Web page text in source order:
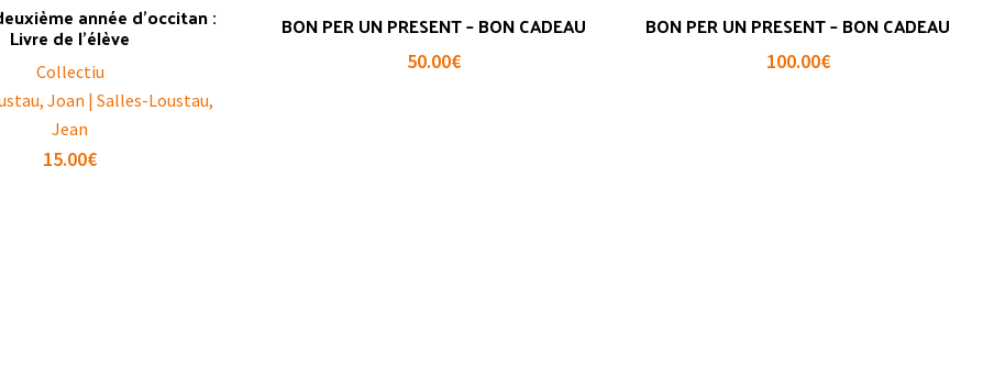
année d’occitan :
Livre de l’élève
Collectiu
Joan | Salles-Loustau,
Jean
15.00€
BON PER UN PRESENT – BON CADEAU
50.00€
BON PER UN PRESENT – BON CADEAU
100.00€